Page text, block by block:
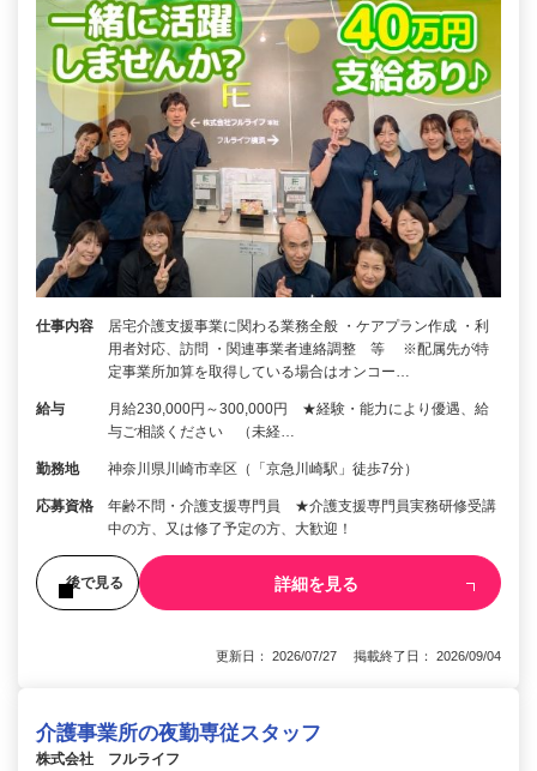
仕事内容
居宅介護支援事業に関わる業務全般 ・ケアプラン作成 ・利
用者対応、訪問 ・関連事業者連絡調整 等 ※配属先が特
定事業所加算を取得している場合はオンコー…
給与
月給230,000円～300,000円 ★経験・能力により優遇、給
与ご相談ください （未経…
勤務地 神奈川県川崎市幸区（「京急川崎駅」徒歩7分）
応募資格
年齢不問・介護支援専門員 ★介護支援専門員実務研修受講
中の方、又は修了予定の方、大歓迎！
後で見る 詳細を見る
更新日： 2026/07/27 掲載終了日： 2026/09/04
介護事業所の夜勤専従スタッフ
株式会社 フルライフ